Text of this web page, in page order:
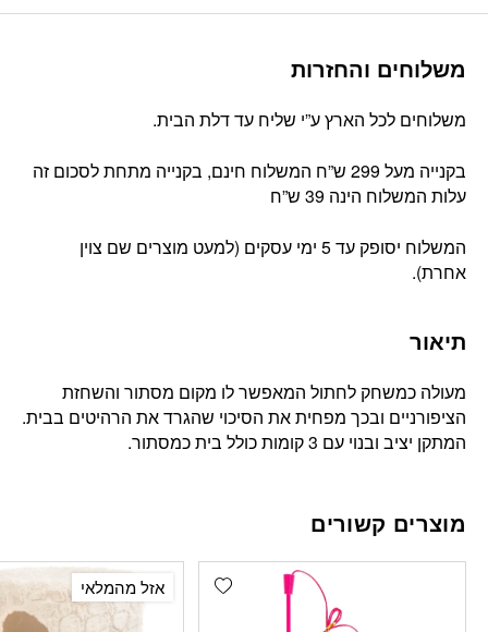
משלוחים והחזרות
משלוחים לכל הארץ ע”י שליח עד דלת הבית.
בקנייה מעל 299 ש”ח המשלוח חינם, בקנייה מתחת לסכום זה
עלות המשלוח הינה 39 ש”ח
המשלוח יסופק עד 5 ימי עסקים (למעט מוצרים שם צוין
אחרת).
תיאור
מעולה כמשחק לחתול המאפשר לו מקום מסתור והשחזת
הציפורניים ובכך מפחית את הסיכוי שהגרד את הרהיטים בבית.
המתקן יציב ובנוי עם 3 קומות כולל בית כמסתור.
מוצרים קשורים
Add wishlistאזל מהמלאי